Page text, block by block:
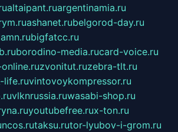
altaipant.ruargentinamia.ru
ashanet.rubelgorod-day.ru
bigfatcc.ru
borodino-media.rucard-voice.ru
zvonitut.ruzebra-tlt.ru
life.ruvintovoykompressor.ru
vlknrussia.ruwasabi-shop.ru
youtubefree.rux-ton.ru
taksu.rutor-lyubov-i-grom.ru